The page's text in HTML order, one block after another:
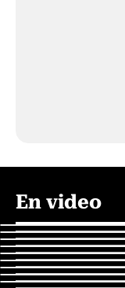
En video